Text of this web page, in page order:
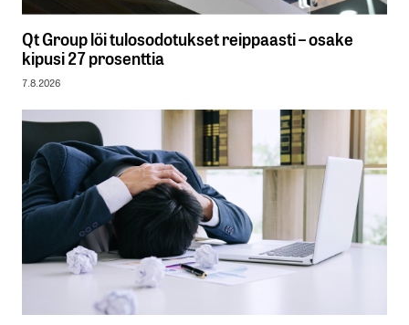
Qt Group löi tulosodotukset reippaasti – osake
kipusi 27 prosenttia
7.8.2026